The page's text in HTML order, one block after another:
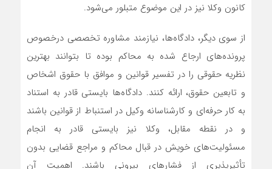
کانون وکلا نیز در این موضوع متبلور می‌شود.
از سوی دیگر، دادگاه‌ها، نیازمند مشاوره تخصصی درخصوص
پرونده‌های ارجاع شده به محاکم بوده تا بتوانند بهترین
نظریه حقوقی را در تفسیر قوانین و موافق با حقوق اشخاص
و تابعین حقوق، ارائه کنند. دادگاه‌ها بایستی قادر به ‌استناد
به کار حرفه‌ای و کارشناسانه وکیل در استنباط از قوانین باشند
و در نقطه مقابل، وکلا نیز بایستی قادر به ‌انجام
مسئولیت‌های خویش در قبال محاکم و مراجع قضایی بدون
تأثیرپذیری از فشارهای بیرونی باشند. اهمیت آن